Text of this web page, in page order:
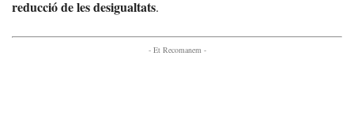
reducció de les desigualtats.
- Et Recomanem -